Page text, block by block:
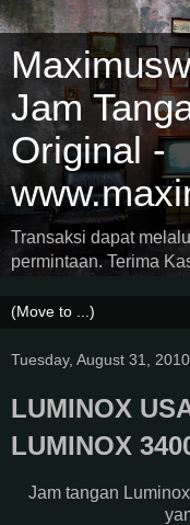
Jam
Original -
Transaksi dapat
permintaan. Terima
Tuesday, August 31, 2010
LUMINOX
LUMINOX
Jam tangan